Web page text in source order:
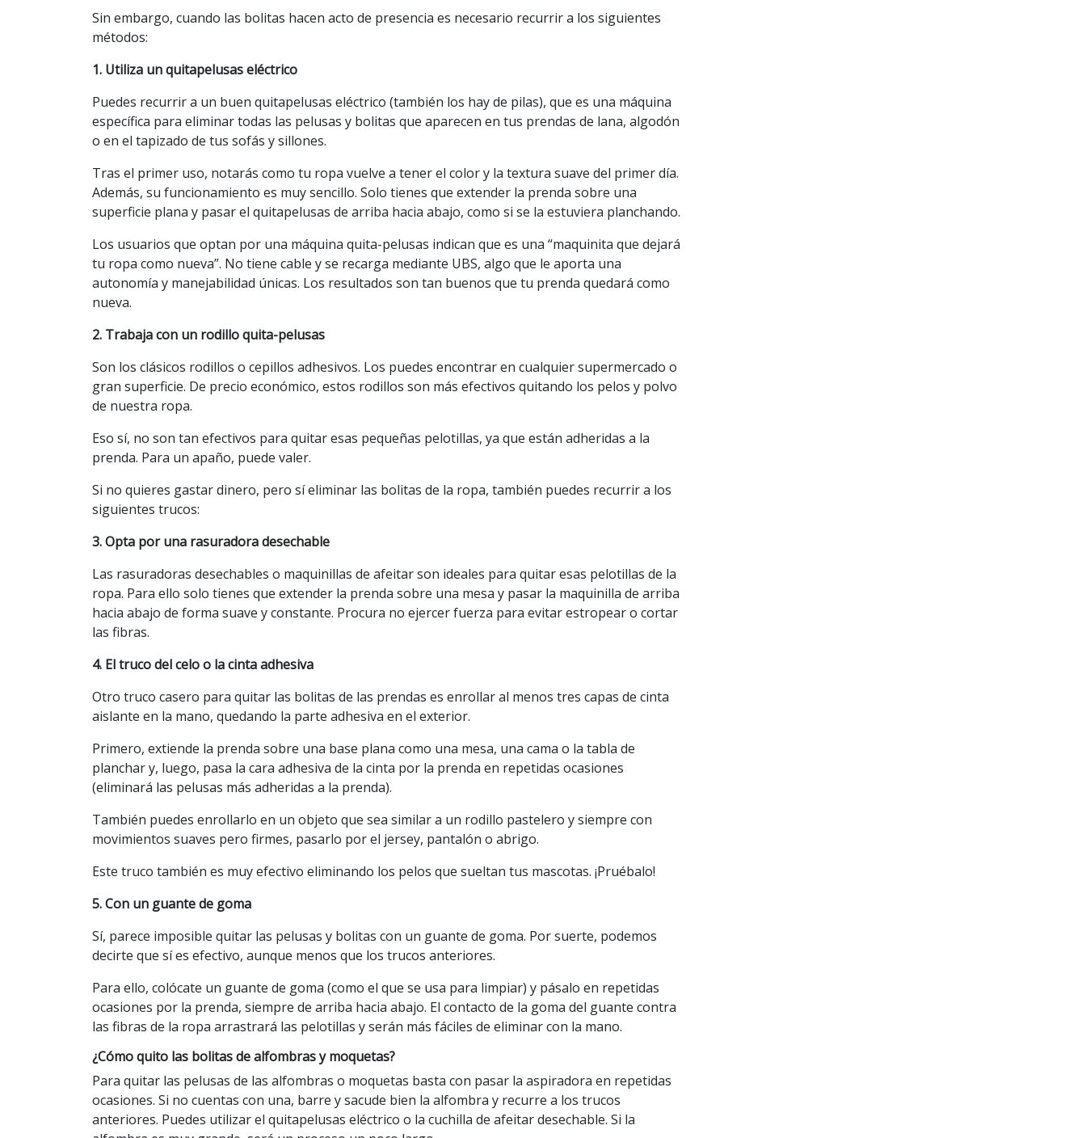
Sin embargo, cuando las bolitas hacen acto de presencia es necesario recurrir a los siguientes
métodos:
1. Utiliza un quitapelusas eléctrico
Puedes recurrir a un buen quitapelusas eléctrico (también los hay de pilas), que es una máquina
específica para eliminar todas las pelusas y bolitas que aparecen en tus prendas de lana, algodón
o en el tapizado de tus sofás y sillones.
Tras el primer uso, notarás como tu ropa vuelve a tener el color y la textura suave del primer día.
Además, su funcionamiento es muy sencillo. Solo tienes que extender la prenda sobre una
superficie plana y pasar el quitapelusas de arriba hacia abajo, como si se la estuviera planchando.
Los usuarios que optan por una máquina quita-pelusas indican que es una “maquinita que dejará
tu ropa como nueva”. No tiene cable y se recarga mediante UBS, algo que le aporta una
autonomía y manejabilidad únicas. Los resultados son tan buenos que tu prenda quedará como
nueva.
2. Trabaja con un rodillo quita-pelusas
Son los clásicos rodillos o cepillos adhesivos. Los puedes encontrar en cualquier supermercado o
gran superficie. De precio económico, estos rodillos son más efectivos quitando los pelos y polvo
de nuestra ropa.
Eso sí, no son tan efectivos para quitar esas pequeñas pelotillas, ya que están adheridas a la
prenda. Para un apaño, puede valer.
Si no quieres gastar dinero, pero sí eliminar las bolitas de la ropa, también puedes recurrir a los
siguientes trucos:
3. Opta por una rasuradora desechable
Las rasuradoras desechables o maquinillas de afeitar son ideales para quitar esas pelotillas de la
ropa. Para ello solo tienes que extender la prenda sobre una mesa y pasar la maquinilla de arriba
hacia abajo de forma suave y constante. Procura no ejercer fuerza para evitar estropear o cortar
las fibras.
4. El truco del celo o la cinta adhesiva
Otro truco casero para quitar las bolitas de las prendas es enrollar al menos tres capas de cinta
aislante en la mano, quedando la parte adhesiva en el exterior.
Primero, extiende la prenda sobre una base plana como una mesa, una cama o la tabla de
planchar y, luego, pasa la cara adhesiva de la cinta por la prenda en repetidas ocasiones
(eliminará las pelusas más adheridas a la prenda).
También puedes enrollarlo en un objeto que sea similar a un rodillo pastelero y siempre con
movimientos suaves pero firmes, pasarlo por el jersey, pantalón o abrigo.
Este truco también es muy efectivo eliminando los pelos que sueltan tus mascotas. ¡Pruébalo!
5. Con un guante de goma
Sí, parece imposible quitar las pelusas y bolitas con un guante de goma. Por suerte, podemos
decirte que sí es efectivo, aunque menos que los trucos anteriores.
Para ello, colócate un guante de goma (como el que se usa para limpiar) y pásalo en repetidas
ocasiones por la prenda, siempre de arriba hacia abajo. El contacto de la goma del guante contra
las fibras de la ropa arrastrará las pelotillas y serán más fáciles de eliminar con la mano.
¿Cómo quito las bolitas de alfombras y moquetas?
Para quitar las pelusas de las alfombras o moquetas basta con pasar la aspiradora en repetidas
ocasiones. Si no cuentas con una, barre y sacude bien la alfombra y recurre a los trucos
anteriores. Puedes utilizar el quitapelusas eléctrico o la cuchilla de afeitar desechable. Si la